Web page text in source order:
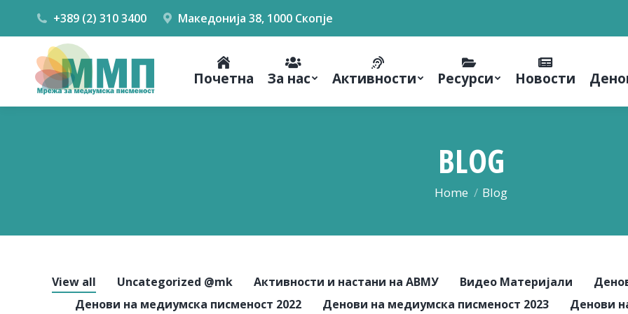
+389 (2) 310 3400 Македонија 38, 1000 Скопје
Почетна За нас Активности Ресурси Новости
BLOG
You are here:
Home Blog
View all Uncategorized @mk Активности и настани на АВМУ Видео Материјали
Денови на медиумска писменост 2022
Денови на медиумска писменост 2023
Денови